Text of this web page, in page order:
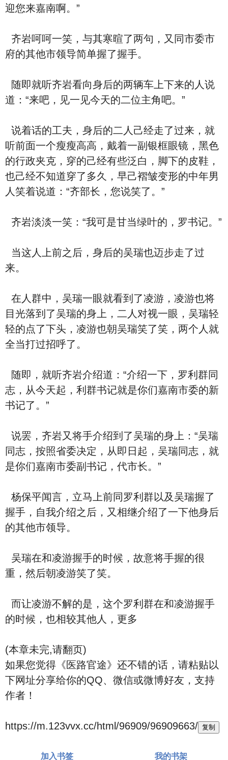
迎您来嘉南啊。”
齐岩呵呵一笑，与其寒暄了两句，又同市委市
府的其他市领导简单握了握手。
随即就听齐岩看向身后的两辆车上下来的人说
道：“来吧，见一见今天的二位主角吧。”
说着话的工夫，身后的二人己经走了过来，就
听前面一个瘦瘦高高，戴着一副银框眼镜，黑色
的行政夹克，穿的己经有些泛白，脚下的皮鞋，
也己经不知道穿了多久，早己褶皱变形的中年男
人笑着说道：“齐部长，您说笑了。”
齐岩淡淡一笑：“我可是甘当绿叶的，罗书记。”
当这人上前之后，身后的吴瑞也迈步走了过
来。
在人群中，吴瑞一眼就看到了凌游，凌游也将
目光落到了吴瑞的身上，二人对视一眼，吴瑞轻
轻的点了下头，凌游也朝吴瑞笑了笑，两个人就
全当打过招呼了。
随即，就听齐岩介绍道：“介绍一下，罗利群同
志，从今天起，利群书记就是你们嘉南市委的新
书记了。”
说罢，齐岩又将手介绍到了吴瑞的身上：“吴瑞
同志，按照省委决定，从即日起，吴瑞同志，就
是你们嘉南市委副书记，代市长。”
杨保平闻言，立马上前同罗利群以及吴瑞握了
握手，自我介绍之后，又相继介绍了一下他身后
的其他市领导。
吴瑞在和凌游握手的时候，故意将手握的很
重，然后朝凌游笑了笑。
而让凌游不解的是，这个罗利群在和凌游握手
的时候，也相较其他人，更多
(本章未完,请翻页)
如果您觉得《医路官途》还不错的话，请粘贴以
下网址分享给你的QQ、微信或微博好友，支持
作者！
https://m.123vvx.cc/html/96909/96909663/ 复制
加入书签 我的书架